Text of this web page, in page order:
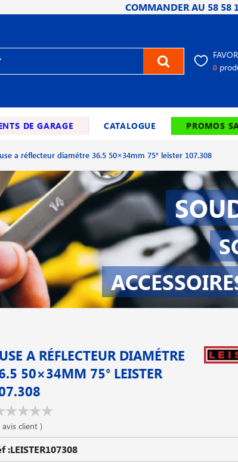
COMMANDER AU 58 58
0
DE GARAGE CATALOGUE PROMOS
a réflecteur diamétre 36.5 50×34mm 75° leister 107.308
A RÉFLECTEUR DIAMÉTRE
50×34MM 75° LEISTER
avis client )
:LEISTER107308